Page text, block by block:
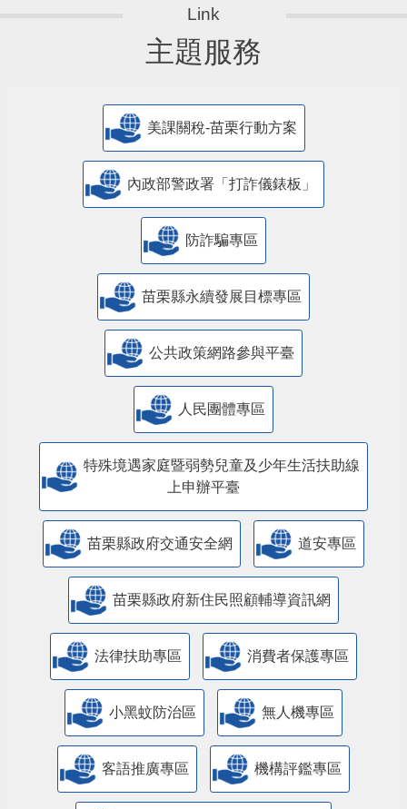
主題服務
美課關稅-苗栗行動方案
內政部警政署「打詐儀錶板」
防詐騙專區
苗栗縣永續發展目標專區
公共政策網路參與平臺
人民團體專區
特殊境遇家庭暨弱勢兒童及少年生活扶助線
上申辦平臺
苗栗縣政府交通安全網 道安專區
苗栗縣政府新住民照顧輔導資訊網
法律扶助專區 消費者保護專區
小黑蚊防治區 無人機專區
客語推廣專區 機構評鑑專區